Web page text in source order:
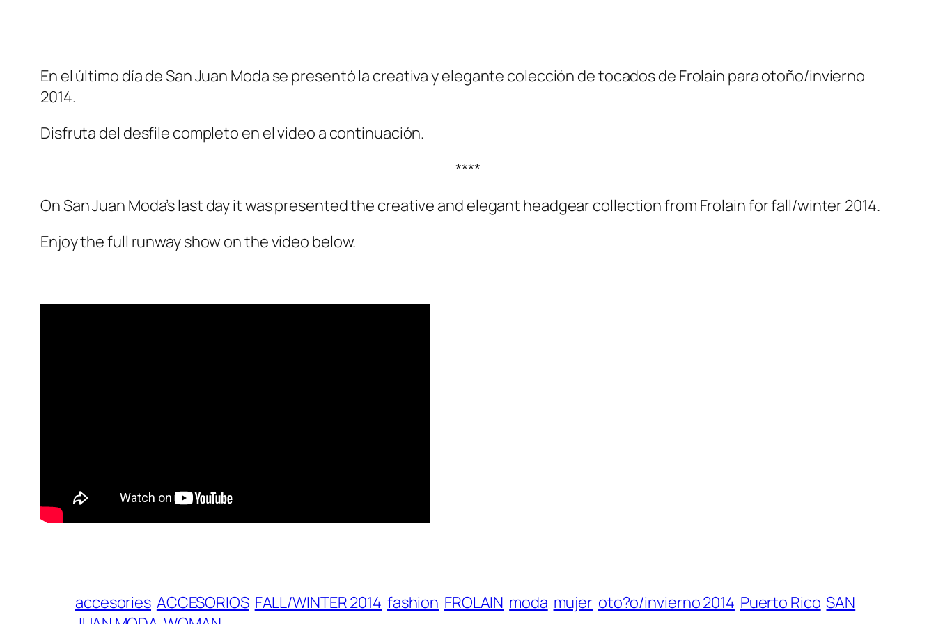
En el último día de San Juan Moda se presentó la creativa y elegante colección de tocados de Frolain para otoño/invierno
2014.
Disfruta del desfile completo en el video a continuación.
****
On San Juan Moda’s last day it was presented the creative and elegant headgear collection from Frolain for fall/winter 2014.
Enjoy the full runway show on the video below.
accesories ACCESORIOS FALL/WINTER 2014 fashion FROLAIN moda mujer oto?o/invierno 2014 Puerto Rico SAN